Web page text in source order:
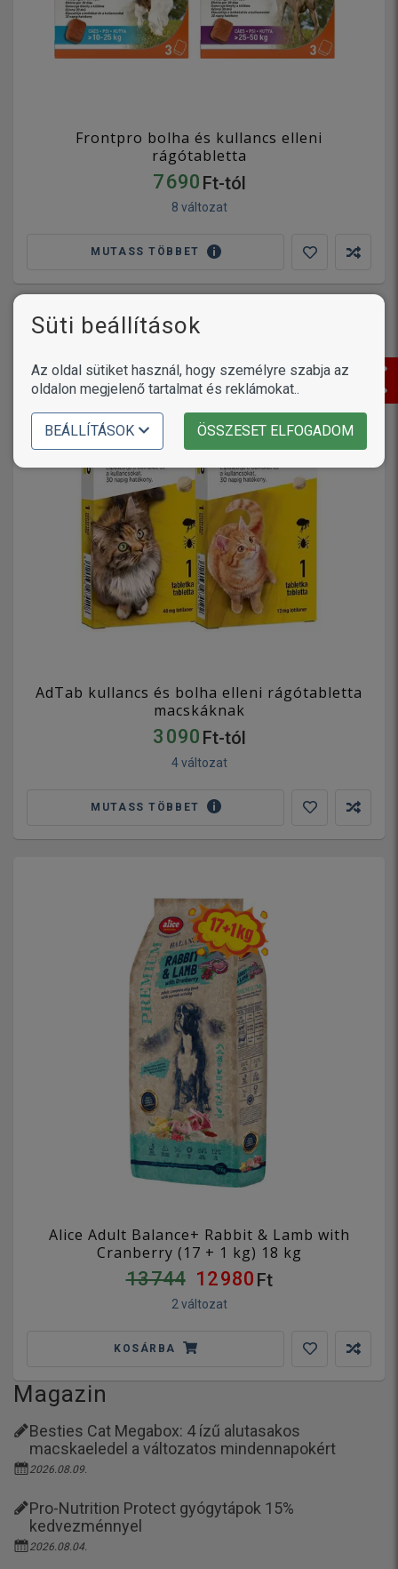
Frontpro bolha és kullancs elleni
rágótabletta
7 690 Ft-tól
8 változat
MUTASS TÖBBET
AdTab kullancs és bolha elleni rágótabletta
macskáknak
3 090 Ft-tól
4 változat
MUTASS TÖBBET
Alice Adult Balance+ Rabbit & Lamb with
Cranberry (17 + 1 kg) 18 kg
13 744 12 980 Ft
2 változat
KOSÁRBA
Magazin
Besties Cat Megabox: 4 ízű alutasakos
macskaeledel a változatos mindennapokért
2026.08.09.
Pro-Nutrition Protect gyógytápok 15%
kedvezménnyel
2026.08.04.
Süti beállítások
Az oldal sütiket használ, hogy személyre szabja az
oldalon megjelenő tartalmat és reklámokat..
BEÁLLÍTÁSOK ÖSSZESET ELFOGADOM